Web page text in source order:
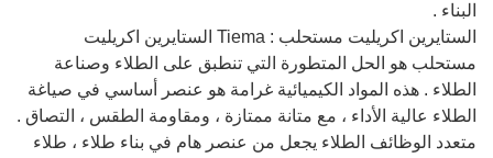
البناء .
الستايرين اكريليت مستحلب : Tiema الستايرين اكريليت
مستحلب هو الحل المتطورة التي تنطبق على الطلاء وصناعة
الطلاء . هذه المواد الكيميائية غرامة هو عنصر أساسي في صياغة
الطلاء عالية الأداء ، مع متانة ممتازة ، ومقاومة الطقس ، التصاق .
متعدد الوظائف الطلاء يجعل من عنصر هام في بناء طلاء ، طلاء